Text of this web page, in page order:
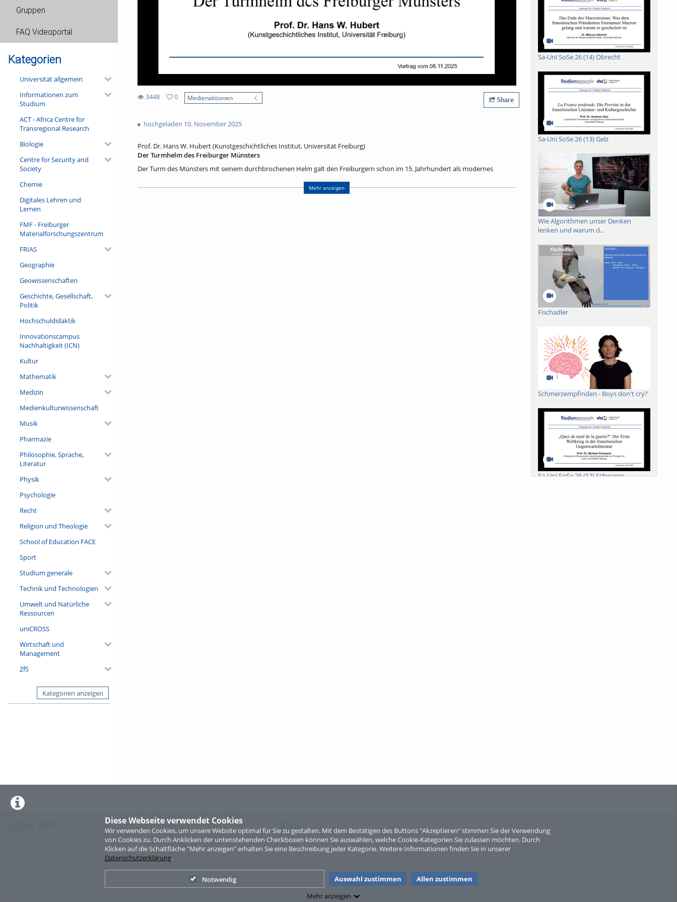
Diese Webseite verwendet Cookies
Wir verwenden Cookies, um unsere Website optimal für Sie zu gestalten. Mit dem Bestätigen des Buttons "Akzeptieren" stimmen Sie der Verwendung
von Cookies zu. Durch Anklicken der untenstehenden Checkboxen können Sie auswählen, welche Cookie-Kategorien Sie zulassen möchten. Durch
Klicken auf die Schaltfläche "Mehr anzeigen" erhalten Sie eine Beschreibung jeder Kategorie. Weitere Informationen finden Sie in unserer
Datenschutzerklärung.
Notwendig Auswahl zustimmen
Allen zustimmen
Mehr anzeigen
Gruppen
FAQ Videoportal
Kategorien
Universität allgemein
Informationen zum
Studium
ACT - Africa Centre for
Transregional Research
Biologie
Centre for Security and
Society
Chemie
Digitales Lehren und
Lernen
FMF - Freiburger
Materialforschungszentrum
FRIAS
Geographie
Geowissenschaften
Geschichte, Gesellschaft,
Politik
Hochschuldidaktik
Innovationscampus
Nachhaltigkeit (ICN)
Kultur
Mathematik
Medizin
Medienkulturwissenschaft
Musik
Pharmazie
Philosophie, Sprache,
Literatur
Physik
Psychologie
Recht
Religion und Theologie
School of Education FACE
Sport
Studium generale
Technik und Technologien
Umwelt und Natürliche
Ressourcen
uniCROSS
Wirtschaft und
Management
ZfS
Kategorien anzeigen
3448
views
0
Medienaktionen Share
hochgeladen 10. November 2025
Prof. Dr. Hans W. Hubert (Kunstgeschichtliches Institut, Universität Freiburg)
Der Turmhelm des Freiburger Münsters
Der Turm des Münsters mit seinem durchbrochenen Helm galt den Freiburgern schon im 15. Jahrhundert als modernes
Blitzeinschläge und Stürme haben ihm im Laufe der Jahrhunderte jedoch schwer zugesetzt, so dass zwischen 2006 und 2018
umfangreiche Sanierungsarbeiten notwendig wurden. Diese erlaubten auch, das Bauwerk in besonderer Weise zu erforschen.
Mehr anzeigen
Sa-Uni SoSe 26 (14) Obrecht
Sa-Uni SoSe 26 (13) Gelz
Wie Algorithmen unser Denken
lenken und warum d...
Fischadler
Schmerzempfinden - Boys don't cry?
Sa-Uni SoSe 26 (12) Schwarze
Sperber
Links
Sitemap